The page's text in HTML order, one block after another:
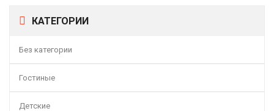
КАТЕГОРИИ
Без категории
Гостиные
Детские